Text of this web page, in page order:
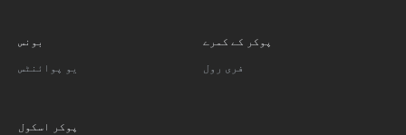
بونس
یو پوائنٹس
پوکر کے کمرے
فری رول
پوکر اسکول